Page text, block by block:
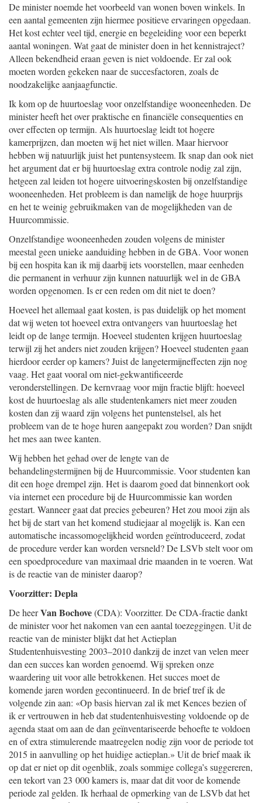
De minister noemde het voorbeeld van wonen boven winkels. In
een aantal gemeenten zijn hiermee positieve ervaringen opgedaan.
Het kost echter veel tijd, energie en begeleiding voor een beperkt
aantal woningen. Wat gaat de minister doen in het kennistraject?
Alleen bekendheid eraan geven is niet voldoende. Er zal ook
moeten worden gekeken naar de succesfactoren, zoals de
noodzakelijke aanjaagfunctie.
Ik kom op de huurtoeslag voor onzelfstandige wooneenheden. De
minister heeft het over praktische en financiële consequenties en
over effecten op termijn. Als huurtoeslag leidt tot hogere
kamerprijzen, dan moeten wij het niet willen. Maar hiervoor
hebben wij natuurlijk juist het puntensysteem. Ik snap dan ook niet
het argument dat er bij huurtoeslag extra controle nodig zal zijn,
hetgeen zal leiden tot hogere uitvoeringskosten bij onzelfstandige
wooneenheden. Het probleem is dan namelijk de hoge huurprijs
en het te weinig gebruikmaken van de mogelijkheden van de
Huurcommissie.
Onzelfstandige wooneenheden zouden volgens de minister
meestal geen unieke aanduiding hebben in de GBA. Voor wonen
bij een hospita kan ik mij daarbij iets voorstellen, maar eenheden
die permanent in verhuur zijn kunnen natuurlijk wel in de GBA
worden opgenomen. Is er een reden om dit niet te doen?
Hoeveel het allemaal gaat kosten, is pas duidelijk op het moment
dat wij weten tot hoeveel extra ontvangers van huurtoeslag het
leidt op de lange termijn. Hoeveel studenten krijgen huurtoeslag
terwijl zij het anders niet zouden krijgen? Hoeveel studenten gaan
hierdoor eerder op kamers? Juist de langetermijneffecten zijn nog
vaag. Het gaat vooral om niet-gekwantificeerde
veronderstellingen. De kernvraag voor mijn fractie blijft: hoeveel
kost de huurtoeslag als alle studentenkamers niet meer zouden
kosten dan zij waard zijn volgens het puntenstelsel, als het
probleem van de te hoge huren aangepakt zou worden? Dan snijdt
het mes aan twee kanten.
Wij hebben het gehad over de lengte van de
behandelingstermijnen bij de Huurcommissie. Voor studenten kan
dit een hoge drempel zijn. Het is daarom goed dat binnenkort ook
via internet een procedure bij de Huurcommissie kan worden
gestart. Wanneer gaat dat precies gebeuren? Het zou mooi zijn als
het bij de start van het komend studiejaar al mogelijk is. Kan een
automatische incassomogelijkheid worden geïntroduceerd, zodat
de procedure verder kan worden versneld? De LSVb stelt voor om
een spoedprocedure van maximaal drie maanden in te voeren. Wat
is de reactie van de minister daarop?
Voorzitter: Depla
De heerVan Bochove(CDA): Voorzitter. De CDA-fractie dankt
de minister voor het nakomen van een aantal toezeggingen. Uit de
reactie van de minister blijkt dat het Actieplan
Studentenhuisvesting 2003–2010 dankzij de inzet van velen meer
dan een succes kan worden genoemd. Wij spreken onze
waardering uit voor alle betrokkenen. Het succes moet de
komende jaren worden gecontinueerd. In de brief tref ik de
volgende zin aan: «Op basis hiervan zal ik met Kences bezien of
ik er vertrouwen in heb dat studentenhuisvesting voldoende op de
agenda staat om aan de dan geïnventariseerde behoefte te voldoen
en of extra stimulerende maatregelen nodig zijn voor de periode tot
2015 in aanvulling op het huidige actieplan.» Uit de brief maak ik
op dat er niet op dit ogenblik, zoals sommige collega’s suggereren,
een tekort van 23 000 kamers is, maar dat dit voor de komende
periode zal gelden. Ik herhaal de opmerking van de LSVb dat het